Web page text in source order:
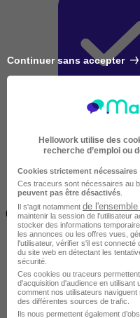
(14h)
Continuer sans accepter
Hellowork utilise des
recherche d’emploi ou
Cookies strictement nécessaires
Ces traceurs sont nécessaires au
peuvent pas être désactivés
Il s'agit notamment de
maintenir la session de l'utilisateur
stocker des informations
les annonces ou les offres vues,
l'utilisateur, vérifier s'il est connecté
du site web en détectant les
sécurité.
Ces cookies ou traceurs
d'acquisition d'audience en utilisant
comment nos utilisateurs
des différentes sources de trafic.
Ils nous permettent également